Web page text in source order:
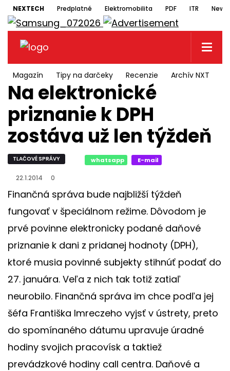
NEXTECH Predplatné Elektromobilita PDF ITR
Magazín Tipy na darčeky Recenzie Archív NXT
Na elektronické
priznanie k DPH
zostáva už len týždeň
TLAČOVÉ SPRÁVY whatsapp E-mail
22.1.2014 0
Finančná správa bude najbližší týždeň
fungovať v špeciálnom režime. Dôvodom je
prvé povinne elektronicky podané daňové
priznanie k dani z pridanej hodnoty (DPH),
ktoré musia povinné subjekty stihnúť podať do
27. januára. Veľa z nich tak totiž zatiaľ
neurobilo. Finančná správa im chce podľa jej
šéfa Františka Imreczeho vyjsť v ústrety, preto
do spomínaného dátumu upravuje úradné
hodiny svojich pracovísk a taktiež
prevádzkové hodiny call centra. Daňové a